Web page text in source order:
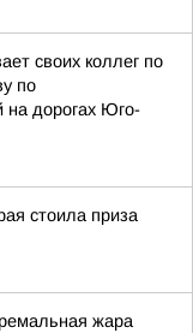
своих коллег по
по
дорогах Юго-
стоила приза
жара